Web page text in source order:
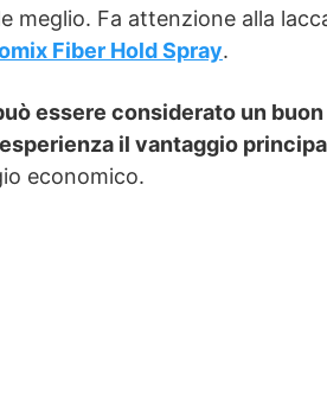
meglio. Fa attenzione alla
Fiber Hold Spray.
essere considerato un
il vantaggio
economico.